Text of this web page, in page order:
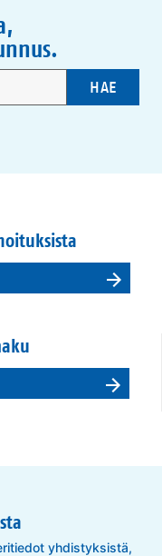
HAE
yhdistyksistä,